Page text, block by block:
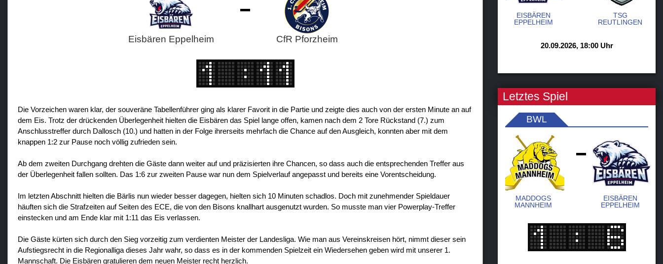
Eisbären Eppelheim CfR Pforzheim
Die Vorzeichen waren klar, der souveräne Tabellenführer ging als klarer Favorit in die Partie und zeigte dies auch von der ersten Minute an auf
dem Eis. Trotz der drückenden Überlegenheit hielten die Eisbären das Spiel lange offen, kamen nach dem 2 Tore Rückstand (7.) zum
Anschlusstreffer durch Dallosch (10.) und hatten in der Folge ihrerseits mehrfach die Chance auf den Ausgleich, konnten aber mit dem
knappen 1:2 zur Pause noch völlig zufrieden sein.
Ab dem zweiten Durchgang drehten die Gäste dann weiter auf und präzisierten ihre Chancen, so dass auch die entsprechenden Treffer aus
der Überlegenheit fallen sollten. Das 1:6 zur zweiten Pause war nun dem Spielverlauf angepasst und bereits eine Vorentscheidung.
Im letzten Abschnitt hielten die Bärlis nun wieder besser dagegen, hielten sich 10 Minuten schadlos. Doch mit zunehmender Spieldauer
häuften sich die Strafzeiten auf Seiten des ECE, die von den Bisons knallhart ausgenutzt wurden. So musste man vier Powerplay-Treffer
einstecken und am Ende klar mit 1:11 das Eis verlassen.
Die Gäste kürten sich durch den Sieg vorzeitig zum verdienten Meister der Landesliga. Wie man aus Vereinskreisen hört, nimmt dieser sein
Aufstiegsrecht in die Regionalliga dieses Jahr wahr, so dass es in der kommenden Spielzeit ein Wiedersehen geben wird mit unserer 1.
Mannschaft. Die Eisbären gratulieren dem neuen Meister recht herzlich.
EISBÄREN
EPPELHEIM
TSG
REUTLINGEN
20.09.2026, 18:00 Uhr
Letztes Spiel
BWL
MADDOGS
MANNHEIM
-
EISBÄREN
EPPELHEIM